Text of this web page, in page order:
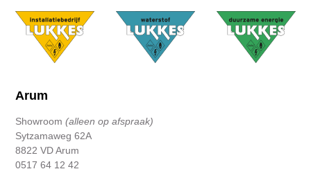
Arum
Showroom(alleen op afspraak)
Sytzamaweg 62A
8822 VD Arum
0517 64 12 42